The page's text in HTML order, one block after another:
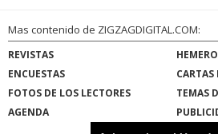
Mas contenido de ZIGZAGDIGITAL.COM:
REVISTAS
ENCUESTAS
CARTAS
FOTOS DE LOS LECTORES
TEMAS
AGENDA